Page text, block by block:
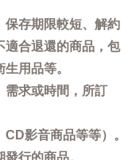
保存期限較短、解約
適合退還的商品，包
用品等。
需求或時間，所訂
影音商品等等）。
行的商品。